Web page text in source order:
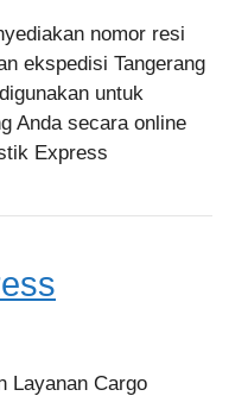
nomor resi
ekspedisi Tangerang
untuk
Anda secara online
Express
Layanan Cargo